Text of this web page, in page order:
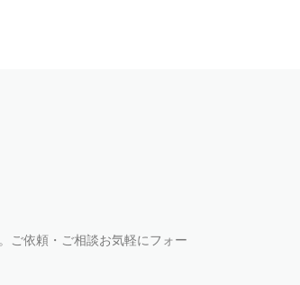
ご依頼・ご相談お気軽にフォー